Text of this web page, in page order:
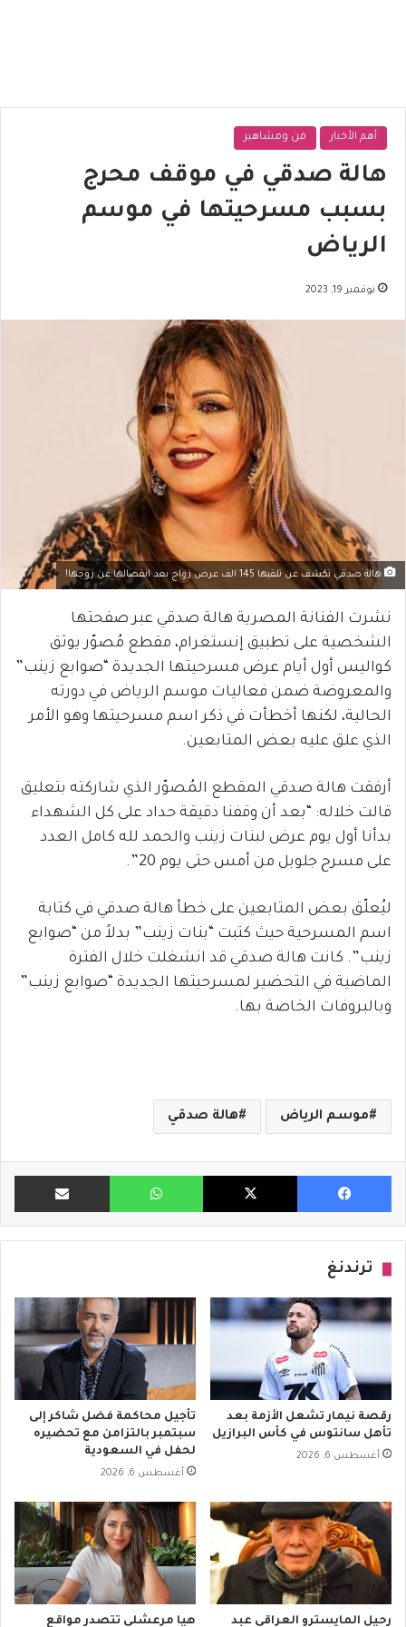
أهم الأخبار فن ومشاهير
هالة صدقي في موقف محرج
بسبب مسرحيتها في موسم
الرياض
نوفمبر 19, 2023
هالة صدقي تكشف عن تلقيها 145 الف عرض زواج بعد انفصالها عن زوجها!
نشرت الفنانة المصرية هالة صدقي عبر صفحتها
الشخصية على تطبيق إنستغرام، مقطع مُصوّر يوثق
كواليس أول أيام عرض مسرحيتها الجديدة “صوابع زينب”
والمعروضة ضمن فعاليات موسم الرياض في دورته
الحالية، لكنها أخطأت في ذكر اسم مسرحيتها وهو الأمر
الذي علق عليه بعض المتابعين.
أرفقت هالة صدقي المقطع المُصوّر الذي شاركته بتعليق
قالت خلاله: “بعد أن وقفنا دقيقة حداد على كل الشهداء
بدأنا أول يوم عرض لبنات زينب والحمد لله كامل العدد
على مسرح جلوبل من أمس حتى يوم 20”.
ليُعلّق بعض المتابعين على خطأ هالة صدقي في كتابة
اسم المسرحية حيث كتبت “بنات زينب” بدلاً من “صوابع
زينب”. كانت هالة صدقي قد انشغلت خلال الفترة
الماضية في التحضير لمسرحيتها الجديدة “صوابع زينب”
وبالبروفات الخاصة بها.
موسم الرياض هالة صدقي
فيسبوك X واتساب مشاركة
ترندنغ
رقصة نيمار تشعل الأزمة بعد
تأهل سانتوس في كأس البرازيل
أغسطس 6, 2026
تأجيل محاكمة فضل شاكر إلى
سبتمبر بالتزامن مع تحضيره
لحفل في السعودية
أغسطس 6, 2026
رحيل المايسترو العراقي عبد هيا مرعشلي تتصدر مواقع